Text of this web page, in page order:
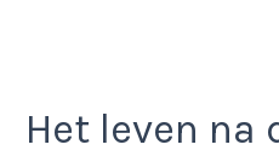
Het leven na